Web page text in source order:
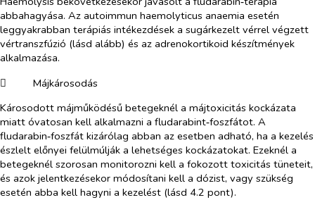
abbahagyása. Az autoimmun haemolyticus anaemia esetén
leggyakrabban terápiás intékezdések a sugárkezelt vérrel végzett
vértranszfúzió (lásd alább) és az adrenokortikoid készítmények
alkalmazása.
​
Májkárosodás
Károsodott májműködésű betegeknél a májtoxicitás kockázata
miatt óvatosan kell alkalmazni a fludarabint‑foszfátot. A
fludarabin‑foszfát kizárólag abban az esetben adható, ha a kezelés
észlelt előnyei felülmúlják a lehetséges kockázatokat. Ezeknél a
betegeknél szorosan monitorozni kell a fokozott toxicitás tüneteit,
és azok jelentkezésekor módosítani kell a dózist, vagy szükség
esetén abba kell hagyni a kezelést (lásd 4.2 pont).